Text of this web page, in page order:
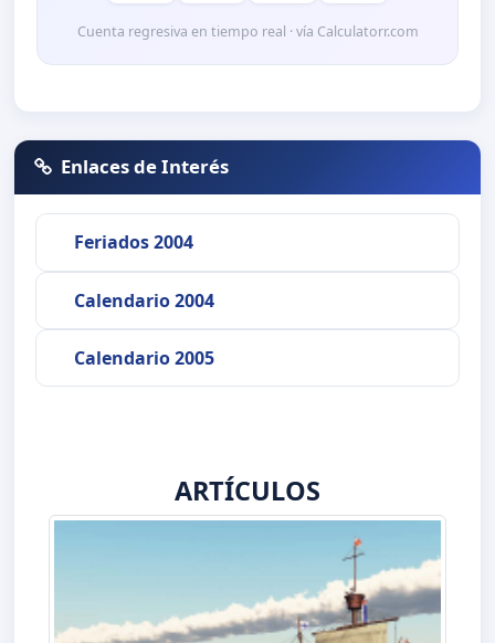
Cuenta regresiva en tiempo real · vía Calculatorr.com
Enlaces de Interés
Feriados 2004
Calendario 2004
Calendario 2005
ARTÍCULOS